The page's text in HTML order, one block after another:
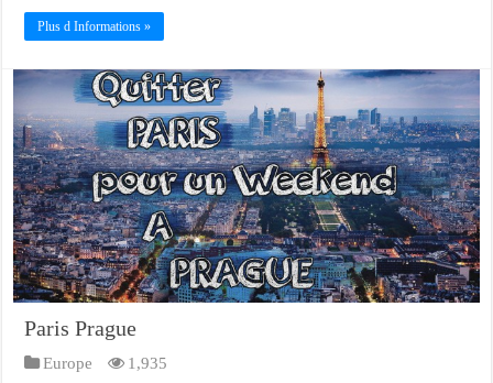
Plus d Informations »
Paris Prague
Europe 1,935